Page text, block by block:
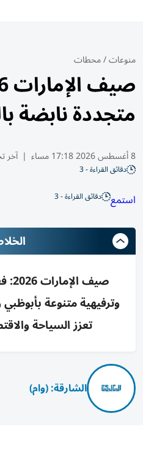
منوعات/محطات
متجددة نابضة
8 أغسطس 2026 17:18 مساء | آخر
دقائق القراءة - 3
استمع دقائق القراءة - 3
وترفيهية متنوعة
تعزز السياحة
الشارقة: (وام)
يشهد